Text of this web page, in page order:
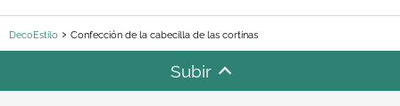
DecoEstilo Confección de la cabecilla de las cortinas
Subir